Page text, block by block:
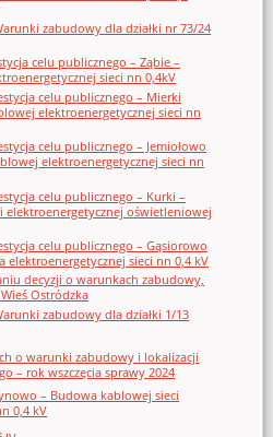
zabudowy dla działki nr 73/24
celu publicznego – Ząbie –
sieci nn 0,4kV
celu publicznego – Mierki
elektroenergetycznej sieci nn
celu publicznego – Jemiołowo
elektroenergetycznej sieci nn
celu publicznego – Kurki –
elektroenergetycznej oświetleniowej
celu publicznego – Gąsiorowo
elektroenergetycznej sieci nn 0,4 kV
decyzji o warunkach zabudowy,
Ostródzka
zabudowy dla działki 1/13
o warunki zabudowy i lokalizacji
– rok wszczęcia sprawy 2024
– Budowa kablowej sieci
0,4 kV